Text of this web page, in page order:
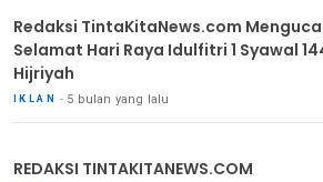
Redaksi TintaKitaNews.com
Selamat Hari Raya Idulfitri 1 Syawal
Hijriyah
IKLAN 5 bulan yang lalu
REDAKSI TINTAKITANEWS.COM